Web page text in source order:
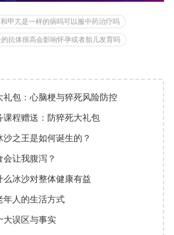
甲亢是一样的病吗可以服中药治疗吗
抗体很高会影响怀孕或者胎儿发育吗
礼包：心脑梗与猝死风险防控
课程赠送：防猝死大礼包
之王是如何诞生的？
让我腹泻？
么冰沙对整体健康有益
年人的生活方式
大误区与事实